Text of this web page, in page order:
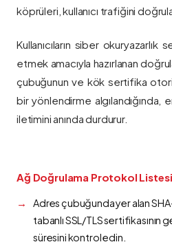
köprüleri, kullanıcı trafiğini
Kullanıcıların siber
etmek amacıyla hazırlanan
çubuğunun ve kök sertifika
bir yönlendirme
iletimini anında durdurur.
Ağ Doğrulama Protokol Listesi
Adres çubuğunda yer alan
tabanlı SSL/TLS sertifikasının
süresini kontrol edin.